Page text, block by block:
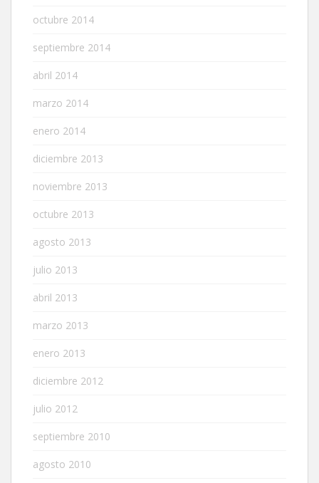
octubre 2014
septiembre 2014
abril 2014
marzo 2014
enero 2014
diciembre 2013
noviembre 2013
octubre 2013
agosto 2013
julio 2013
abril 2013
marzo 2013
enero 2013
diciembre 2012
julio 2012
septiembre 2010
agosto 2010